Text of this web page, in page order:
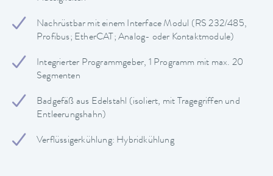
Nachrüstbar mit einem Interface Modul (RS 232/485,
Profibus; EtherCAT; Analog- oder Kontaktmodule)
Integrierter Programmgeber, 1 Programm mit max. 20
Segmenten
Badgefäß aus Edelstahl (isoliert, mit Tragegriffen und
Entleerungshahn)
Verflüssigerkühlung: Hybridkühlung